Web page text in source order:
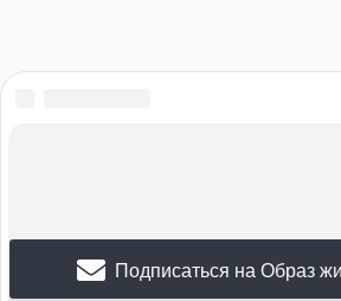
Подписаться на Образ